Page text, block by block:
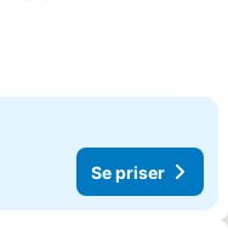
Se priser